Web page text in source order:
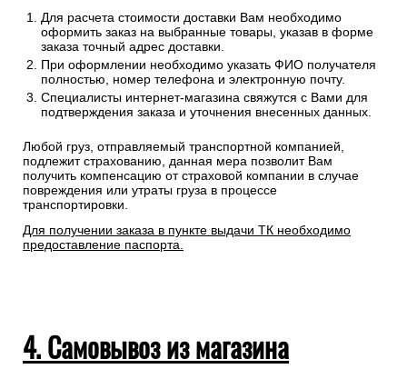
Для расчета стоимости доставки Вам необходимо
оформить заказ на выбранные товары, указав в форме
заказа точный адрес доставки.
При оформлении необходимо указать ФИО получателя
полностью, номер телефона и электронную почту.
Специалисты интернет-магазина свяжутся с Вами для
подтверждения заказа и уточнения внесенных данных.
Любой груз, отправляемый транспортной компанией,
подлежит страхованию, данная мера позволит Вам
получить компенсацию от страховой компании в случае
повреждения или утраты груза в процессе
транспортировки.
Для получении заказа в пункте выдачи ТК необходимо
предоставление паспорта.
4. Самовывоз из магазина